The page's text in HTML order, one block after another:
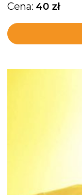
Cena: 40 zł